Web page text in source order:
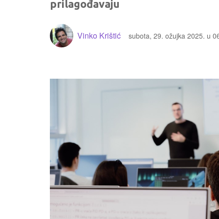
prilagođavaju
Vinko Krištić subota, 29. ožujka 2025. u